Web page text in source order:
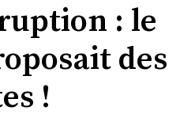
: le
des
!